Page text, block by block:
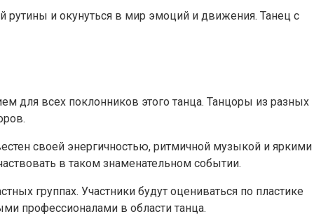
рутины и окунуться в мир эмоций и движения. Танец с
для всех поклонников этого танца. Танцоры из разных
своей энергичностью, ритмичной музыкой и яркими
в таком знаменательном событии.
группах. Участники будут оцениваться по пластике
профессионалами в области танца.